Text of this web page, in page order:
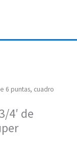
6 puntas, cuadro
4′ de